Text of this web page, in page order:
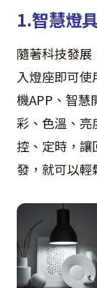
1.智慧燈
隨著科技發
入燈座即可
機APP、智慧
彩、色溫、亮
控、定時，讓
發，就可以輕